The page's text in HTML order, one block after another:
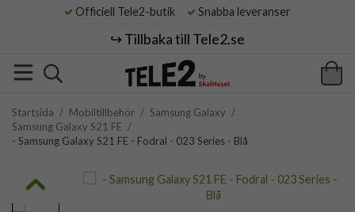
Officiell Tele2-butik Snabba leveranser
↪️ Tillbaka till Tele2.se
Startsida / Mobiltillbehör / Samsung Galaxy /
Samsung Galaxy S21 FE /
- Samsung Galaxy S21 FE - Fodral - 023 Series - Blå